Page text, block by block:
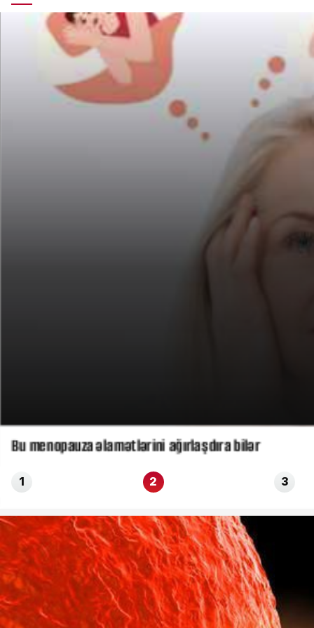
Bu menopauza əlamətlərini ağırlaşdıra bilər
1 2 3